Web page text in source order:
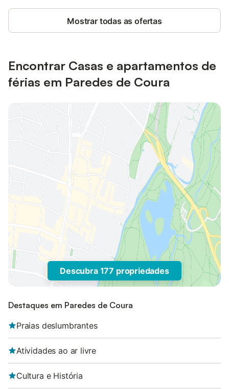
Mostrar todas as ofertas
Encontrar Casas e apartamentos de
férias em Paredes de Coura
Descubra 177 propriedades
Destaques em Paredes de Coura
Praias deslumbrantes
Atividades ao ar livre
Cultura e História